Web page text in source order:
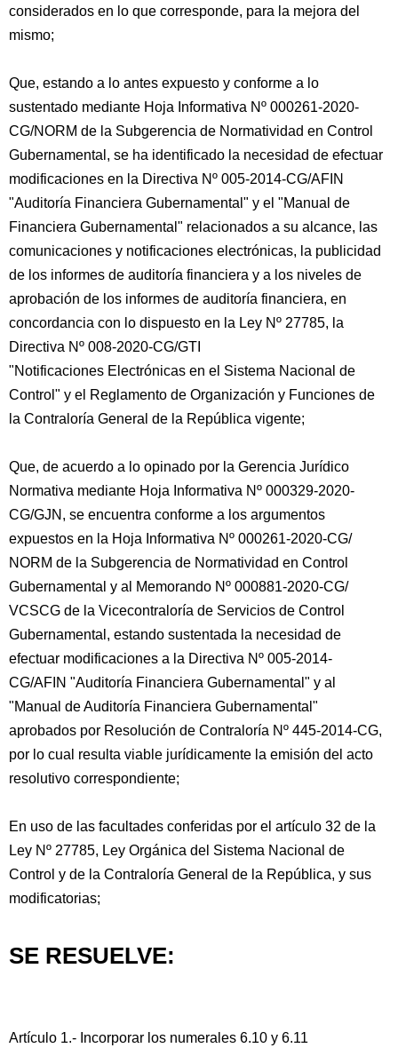
considerados en lo que corresponde, para la mejora del
mismo;
Que, estando a lo antes expuesto y conforme a lo
sustentado mediante Hoja Informativa Nº 000261-2020-
CG/NORM de la Subgerencia de Normatividad en Control
Gubernamental, se ha identificado la necesidad de efectuar
modificaciones en la Directiva Nº 005-2014-CG/AFIN
"Auditoría Financiera Gubernamental" y el "Manual de
Financiera Gubernamental" relacionados a su alcance, las
comunicaciones y notificaciones electrónicas, la publicidad
de los informes de auditoría financiera y a los niveles de
aprobación de los informes de auditoría financiera, en
concordancia con lo dispuesto en la Ley Nº 27785, la
Directiva Nº 008-2020-CG/GTI
"Notificaciones Electrónicas en el Sistema Nacional de
Control" y el Reglamento de Organización y Funciones de
la Contraloría General de la República vigente;
Que, de acuerdo a lo opinado por la Gerencia Jurídico
Normativa mediante Hoja Informativa Nº 000329-2020-
CG/GJN, se encuentra conforme a los argumentos
expuestos en la Hoja Informativa Nº 000261-2020-CG/
NORM de la Subgerencia de Normatividad en Control
Gubernamental y al Memorando Nº 000881-2020-CG/
VCSCG de la Vicecontraloría de Servicios de Control
Gubernamental, estando sustentada la necesidad de
efectuar modificaciones a la Directiva Nº 005-2014-
CG/AFIN "Auditoría Financiera Gubernamental" y al
"Manual de Auditoría Financiera Gubernamental"
aprobados por Resolución de Contraloría Nº 445-2014-CG,
por lo cual resulta viable jurídicamente la emisión del acto
resolutivo correspondiente;
En uso de las facultades conferidas por el artículo 32 de la
Ley Nº 27785, Ley Orgánica del Sistema Nacional de
Control y de la Contraloría General de la República, y sus
modificatorias;
SE RESUELVE:
Artículo 1.- Incorporar los numerales 6.10 y 6.11